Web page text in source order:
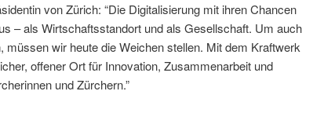
von Zürich: “Die Digitalisierung mit ihren Chancen
– als Wirtschaftsstandort und als Gesellschaft. Um auch
müssen wir heute die Weichen stellen. Mit dem Kraftwerk
offener Ort für Innovation, Zusammenarbeit und
und Zürchern.”